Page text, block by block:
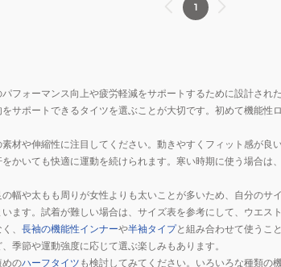
1
フォーマンス向上や疲労軽減をサポートするために設計さ
サポートできるタイツを選ぶことが大切です。初めて機能
材や伸縮性に注目してください。動きやすくフィット感が
かいても快適に運動を続けられます。寒い時期に使う場合
幅や太もも周りが女性よりも太いことが多いため、自分のサ
ます。試着が難しい場合は、サイズ表を参考にして、ウエス
、 長袖の機能性インナーや半袖タイプと組み合わせて使うこ
季節や運動強度に応じて選ぶ楽しみもあります。
めのハーフタイツ も検討してみてください。いろいろな種類の